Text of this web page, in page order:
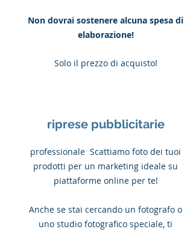
Non dovrai sostenere alcuna spesa di
elaborazione!
Solo il prezzo di acquisto!
riprese pubblicitarie
professionale Scattiamo foto dei tuoi
prodotti per un marketing ideale su
piattaforme online per te!
Anche se stai cercando un fotografo o
uno studio fotografico speciale, ti